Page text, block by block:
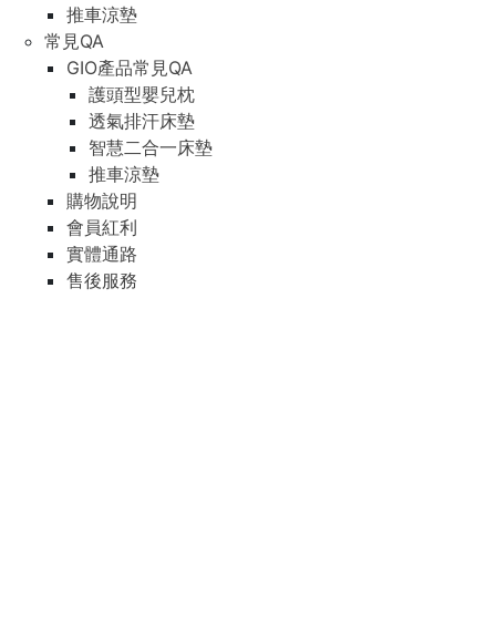
推車涼墊
常見QA
GIO產品常見QA
護頭型嬰兒枕
透氣排汗床墊
智慧二合一床墊
推車涼墊
購物說明
會員紅利
實體通路
售後服務